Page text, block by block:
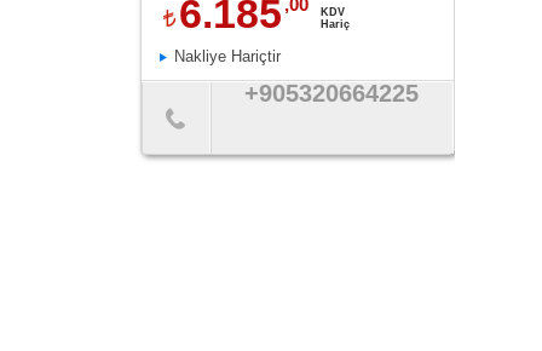
6.185
KDV
Hariç
Nakliye Hariçtir
+905320664225